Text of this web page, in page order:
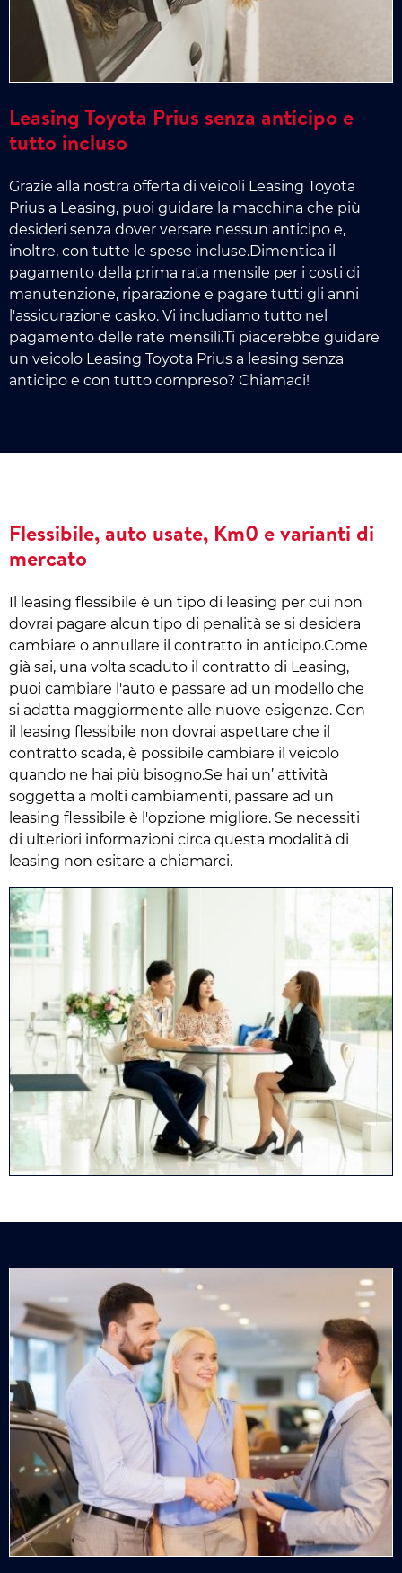
Leasing Toyota Prius senza anticipo e
tutto incluso
Grazie alla nostra offerta di veicoli Leasing Toyota
Prius a Leasing, puoi guidare la macchina che più
desideri senza dover versare nessun anticipo e,
inoltre, con tutte le spese incluse.Dimentica il
pagamento della prima rata mensile per i costi di
manutenzione, riparazione e pagare tutti gli anni
l'assicurazione casko. Vi includiamo tutto nel
pagamento delle rate mensili.Ti piacerebbe guidare
un veicolo Leasing Toyota Prius a leasing senza
anticipo e con tutto compreso? Chiamaci!
Flessibile, auto usate, Km0 e varianti di
mercato
Il leasing flessibile è un tipo di leasing per cui non
dovrai pagare alcun tipo di penalità se si desidera
cambiare o annullare il contratto in anticipo.Come
già sai, una volta scaduto il contratto di Leasing,
puoi cambiare l'auto e passare ad un modello che
si adatta maggiormente alle nuove esigenze. Con
il leasing flessibile non dovrai aspettare che il
contratto scada, è possibile cambiare il veicolo
quando ne hai più bisogno.Se hai un’ attività
soggetta a molti cambiamenti, passare ad un
leasing flessibile è l'opzione migliore. Se necessiti
di ulteriori informazioni circa questa modalità di
leasing non esitare a chiamarci.